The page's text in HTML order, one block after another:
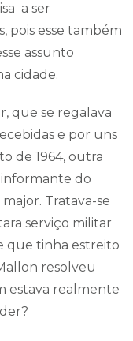
a ser
pois esse também
assunto
cidade.
que se regalava
e por uns
de 1964, outra
informante do
Tratava-se
serviço militar
que tinha estreito
resolveu
estava realmente